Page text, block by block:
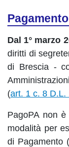
Dal 1° marzo
diritti di
di Brescia -
(art. 1 c. 8 D.L.
PagoPA non
modalità per
di Pagamento